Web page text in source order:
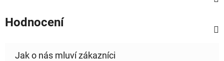
Hodnocení